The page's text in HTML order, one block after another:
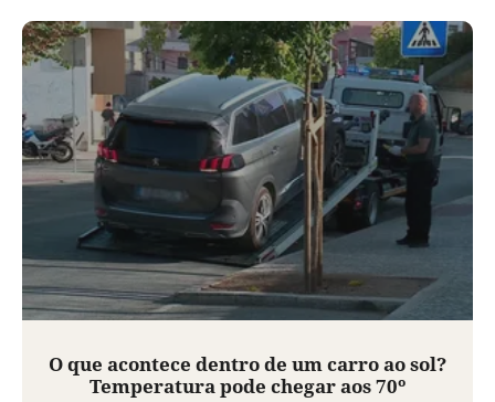
O que acontece dentro de um carro ao sol?
Temperatura pode chegar aos 70º